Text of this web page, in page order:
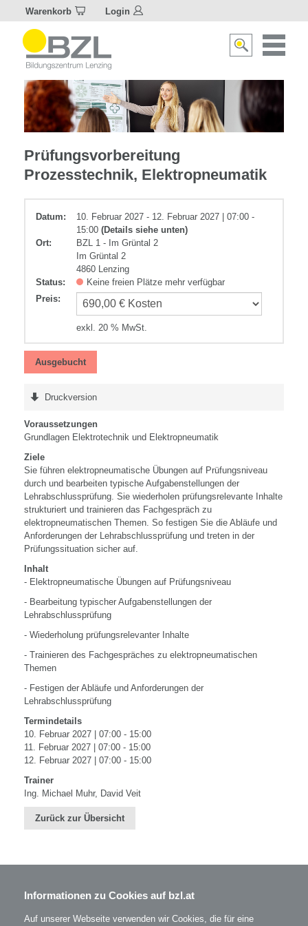
Warenkorb Login
Suche
Metall
Prüfungsvorbereitung
Prozesstechnik, Elektropneumatik
Datum:
10. Februar 2027 - 12. Februar 2027 | 07:00 -
15:00 (Details siehe unten)
Ort:
BZL 1 - Im Grüntal 2
Im Grüntal 2
4860 Lenzing
Status:
Keine freien Plätze mehr verfügbar
Preis:
exkl. 20 % MwSt.
Ausgebucht
Druckversion
Voraussetzungen
Grundlagen Elektrotechnik und Elektropneumatik
Ziele
Sie führen elektropneumatische Übungen auf Prüfungsniveau
durch und bearbeiten typische Aufgabenstellungen der
Lehrabschlussprüfung. Sie wiederholen prüfungsrelevante Inhalte
strukturiert und trainieren das Fachgespräch zu
elektropneumatischen Themen. So festigen Sie die Abläufe und
Anforderungen der Lehrabschlussprüfung und treten in der
Prüfungssituation sicher auf.
Inhalt
- Elektropneumatische Übungen auf Prüfungsniveau
- Bearbeitung typischer Aufgabenstellungen der
Lehrabschlussprüfung
- Wiederholung prüfungsrelevanter Inhalte
- Trainieren des Fachgespräches zu elektropneumatischen
Themen
- Festigen der Abläufe und Anforderungen der
Lehrabschlussprüfung
Termindetails
10. Februar 2027 | 07:00 - 15:00
11. Februar 2027 | 07:00 - 15:00
12. Februar 2027 | 07:00 - 15:00
Trainer
Ing. Michael Muhr, David Veit
Zurück zur Übersicht
BZL - Bildungszentrum Lenzing GmbH
A-4860 Lenzing
Informationen zu Cookies auf bzl.at
Auf unserer Webseite verwenden wir Cookies, die für eine